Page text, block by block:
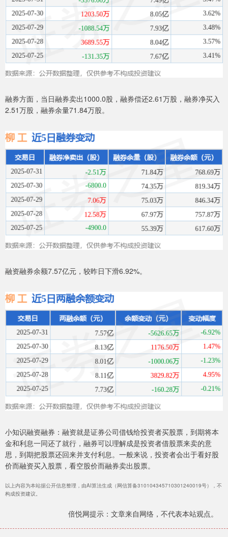
融券方面，当日融券卖出1000.0股，融券偿还2.61万股，融券净买入
2.51万股，融券余量71.84万股。
融资融券余额7.57亿元，较昨日下滑6.92%。
小知识融资融券：融资就是证券公司借钱给投资者买股票，到期将本
金和利息一同还了就行，融券可以理解成是投资者借股票来卖的意
思，到期把股票还回来并支付利息。一般来说，投资者会出于看好股
价而融资买入股票，看空股价而融券卖出股票。
以上内容为本站据公开信息整理，由AI算法生成（网信算备310104345710301240019号），不
构成投资建议。
倍悦网提示：文章来自网络，不代表本站观点。